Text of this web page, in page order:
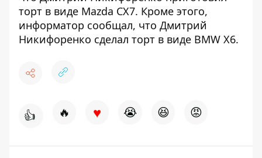
торт в виде Mazda CX7. Кроме этого,
информатор сообщал, что Дмитрий
Никифоренко сделал торт в виде BMW X6.
👍 🔥 ♥ 😭 😆 😡